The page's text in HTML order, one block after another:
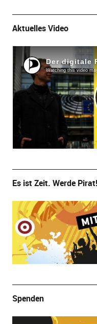
Aktuelles Video
Es ist Zeit. Werde Pirat!
Spenden